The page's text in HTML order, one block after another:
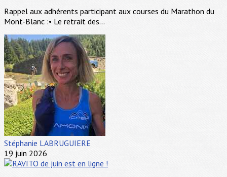
Rappel aux adhérents participant aux courses du Marathon du
Mont-Blanc :• Le retrait des...
Stéphanie LABRUGUIERE
19 juin 2026